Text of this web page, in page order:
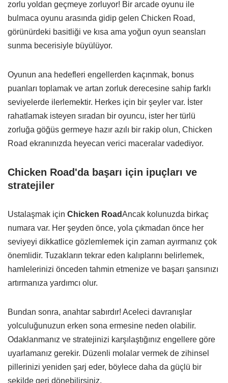
zorlu yoldan geçmeye zorluyor! Bir arcade oyunu ile
bulmaca oyunu arasında gidip gelen Chicken Road,
görünürdeki basitliği ve kısa ama yoğun oyun seansları
sunma becerisiyle büyülüyor.
Oyunun ana hedefleri engellerden kaçınmak, bonus
puanları toplamak ve artan zorluk derecesine sahip farklı
seviyelerde ilerlemektir. Herkes için bir şeyler var. İster
rahatlamak isteyen sıradan bir oyuncu, ister her türlü
zorluğa göğüs germeye hazır azılı bir rakip olun, Chicken
Road ekranınızda heyecan verici maceralar vadediyor.
Chicken Road'da başarı için ipuçları ve
stratejiler
Ustalaşmak için Chicken RoadAncak kolunuzda birkaç
numara var. Her şeyden önce, yola çıkmadan önce her
seviyeyi dikkatlice gözlemlemek için zaman ayırmanız çok
önemlidir. Tuzakların tekrar eden kalıplarını belirlemek,
hamlelerinizi önceden tahmin etmenize ve başarı şansınızı
artırmanıza yardımcı olur.
Bundan sonra, anahtar sabırdır! Aceleci davranışlar
yolculuğunuzun erken sona ermesine neden olabilir.
Odaklanmanız ve stratejinizi karşılaştığınız engellere göre
uyarlamanız gerekir. Düzenli molalar vermek de zihinsel
pillerinizi yeniden şarj eder, böylece daha da güçlü bir
şekilde geri dönebilirsiniz.